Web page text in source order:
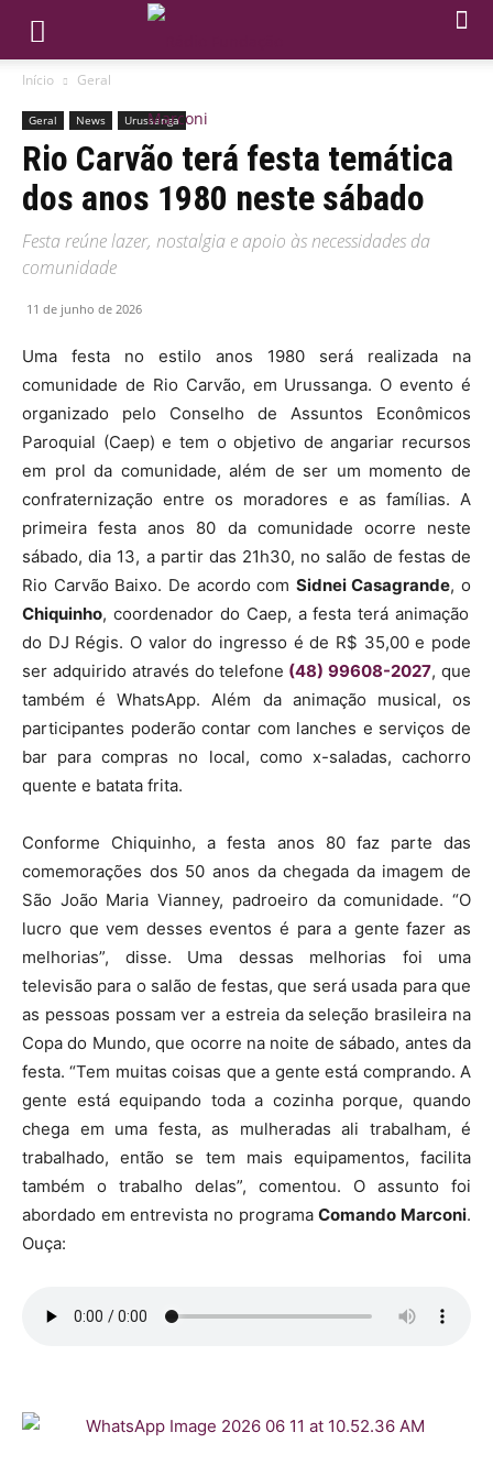
Início Geral
Geral News Urussanga
Rio Carvão terá festa temática
dos anos 1980 neste sábado
Festa reúne lazer, nostalgia e apoio às necessidades da
comunidade
11 de junho de 2026
Uma festa no estilo anos 1980 será realizada na
comunidade de Rio Carvão, em Urussanga. O evento é
organizado pelo Conselho de Assuntos Econômicos
Paroquial (Caep) e tem o objetivo de angariar recursos
em prol da comunidade, além de ser um momento de
confraternização entre os moradores e as famílias. A
primeira festa anos 80 da comunidade ocorre neste
sábado, dia 13, a partir das 21h30, no salão de festas de
Rio Carvão Baixo. De acordo com Sidnei Casagrande, o
Chiquinho, coordenador do Caep, a festa terá animação
do DJ Régis. O valor do ingresso é de R$ 35,00 e pode
ser adquirido através do telefone (48) 99608-2027, que
também é WhatsApp. Além da animação musical, os
participantes poderão contar com lanches e serviços de
bar para compras no local, como x-saladas, cachorro
quente e batata frita.
Conforme Chiquinho, a festa anos 80 faz parte das
comemorações dos 50 anos da chegada da imagem de
São João Maria Vianney, padroeiro da comunidade. “O
lucro que vem desses eventos é para a gente fazer as
melhorias”, disse. Uma dessas melhorias foi uma
televisão para o salão de festas, que será usada para que
as pessoas possam ver a estreia da seleção brasileira na
Copa do Mundo, que ocorre na noite de sábado, antes da
festa. “Tem muitas coisas que a gente está comprando. A
gente está equipando toda a cozinha porque, quando
chega em uma festa, as mulheradas ali trabalham, é
trabalhado, então se tem mais equipamentos, facilita
também o trabalho delas”, comentou. O assunto foi
abordado em entrevista no programaComando Marconi.
Ouça: